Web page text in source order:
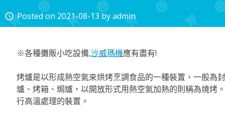
access_time Posted on 2021-08-13 byadmin
※各種攤販小吃設備,沙威瑪機應有盡有!
烤爐是以形成熱空氣來烘烤烹調食品的一種裝置，一般為
爐、烤箱、焗爐，以開放形式用熱空氣加熱的則稱為燒烤
行高溫處理的裝置。